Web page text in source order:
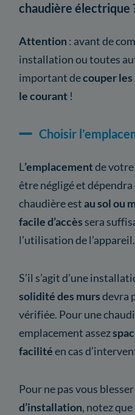
chaudière électrique
Attention: avant de
installation ou toutes
important decouper les
le courant !
Choisir
L’emplacementde
être négligé et
chaudière estau sol ou
facile d’accès sera
l’utilisation de l’appareil.
S’il s’agit d’une
solidité des mursdevra
vérifiée. Pour une
emplacement assez
facilitéen cas
Pour ne pas vous
d’installation, notez